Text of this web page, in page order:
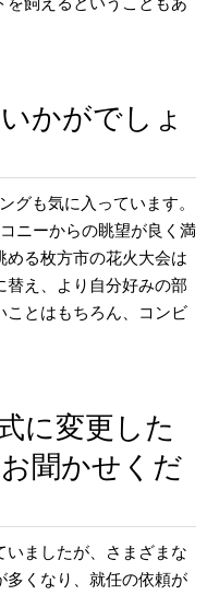
かがでしょ
グも気に入っています。
ニーからの眺望が良く満
める枚方市の花火大会は
え、より自分好みの部
ことはもちろん、コンビ
に変更した
聞かせくだ
いましたが、さまざまな
多くなり、就任の依頼が